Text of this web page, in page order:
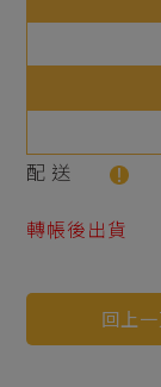
配送
轉帳後出貨
回上